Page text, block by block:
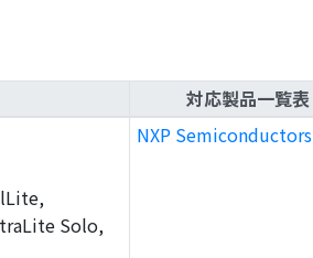
対応製品一覧表
Solo,
NXP Semiconductors